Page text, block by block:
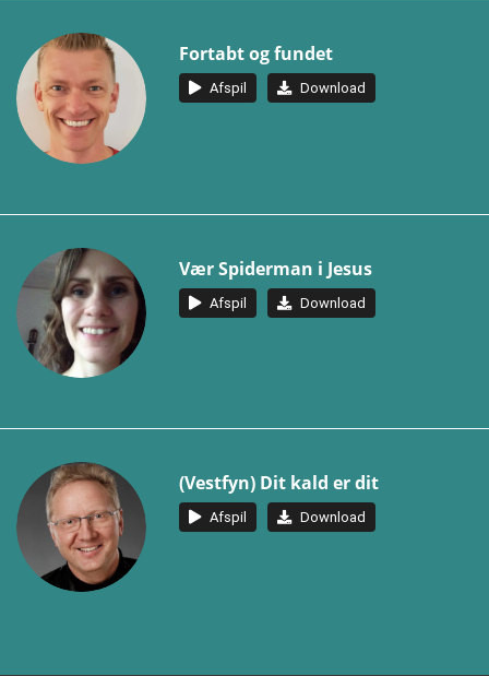
Fortabt og fundet
Afspil Download
Vær Spiderman i Jesus
Afspil Download
(Vestfyn) Dit kald er dit
Afspil Download